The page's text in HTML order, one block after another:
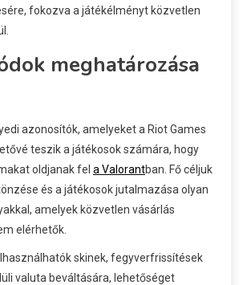
fokozva a játékélményt közvetlen
meghatározása
azonosítók, amelyeket a Riot Games
teszik a játékosok számára, hogy
oldjanak fel a Valorantban. Fő céljuk
és a játékosok jutalmazása olyan
amelyek közvetlen vásárlás
elérhetők.
skinek, fegyverfrissítések
valuta beváltására, lehetőséget